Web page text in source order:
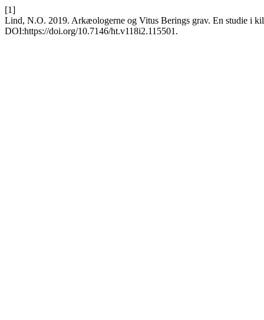
[1]
Lind, N.O. 2019. Arkæologerne og Vitus Berings grav. En studie i
DOI:https://doi.org/10.7146/ht.v118i2.115501.